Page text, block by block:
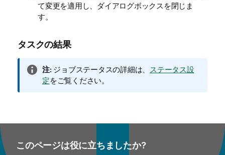
て変更を適用し、ダイアログボックスを閉じま
す。
タスクの結果
情
報
注:ジョブステータスの詳細は、
ステータス設
定をご覧ください。
このページは役に立ちましたか?